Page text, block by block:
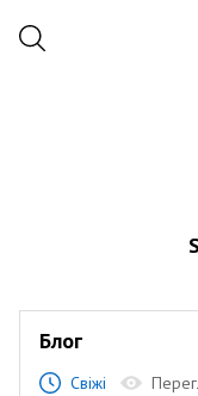
Блог
Свіжі